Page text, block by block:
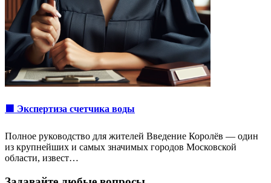
🟩 Экспертиза счетчика воды
Полное руководство для жителей Введение Королёв — один
из крупнейших и самых значимых городов Московской
области, извест…